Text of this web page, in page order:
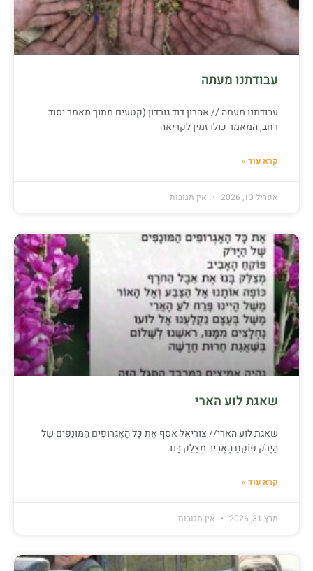
עבודתנו מעתה
עבודתנו מעתה // אהרון דוד גורדון (קטעים מתוך מאמר יסוד
רחב, המאמר כולו זמין לקריאה
קרא עוד »
אפריל 13, 2026 אין תגובות
שאגת לוע הארי
שאגת לוע הארי// צוריאל אסף אֶת כָּל הָאֶגְרוֹפִים הַמּוּנָפִים שֶׁל
הַיָּרֹק פּוֹקֵחַ הָאָבִיב מְצַלֵּק בָּנוּ
קרא עוד »
מרץ 31, 2026 אין תגובות